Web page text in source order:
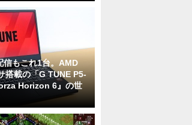
信もこれ1台。AMD
載の「G TUNE P5-
Horizon 6』の世